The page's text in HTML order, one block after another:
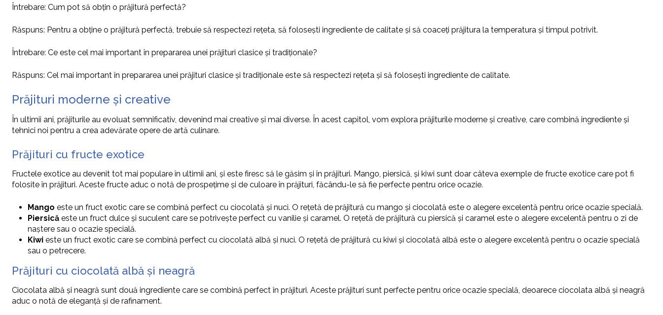
Întrebare: Cum pot să obțin o prăjitură perfectă?
Răspuns: Pentru a obține o prăjitură perfectă, trebuie să respectezi rețeta, să folosești ingrediente de calitate și să coaceți prăjitura la temperatura și timpul potrivit.
Întrebare: Ce este cel mai important în prepararea unei prăjituri clasice și tradiționale?
Răspuns: Cel mai important în prepararea unei prăjituri clasice și tradiționale este să respectezi rețeta și să folosești ingrediente de calitate.
Prăjituri moderne și creative
În ultimii ani, prăjiturile au evoluat semnificativ, devenind mai creative și mai diverse. În acest capitol, vom explora prăjiturile moderne și creative, care combină ingrediente și
tehnici noi pentru a crea adevărate opere de artă culinare.
Prăjituri cu fructe exotice
Fructele exotice au devenit tot mai populare în ultimii ani, și este firesc să le găsim și în prăjituri. Mango, piersică, și kiwi sunt doar câteva exemple de fructe exotice care pot fi
folosite în prăjituri. Aceste fructe aduc o notă de prospețime și de culoare în prăjituri, făcându-le să fie perfecte pentru orice ocazie.
Mango este un fruct exotic care se combină perfect cu ciocolată și nuci. O rețetă de prăjitură cu mango și ciocolată este o alegere excelentă pentru orice ocazie specială.
Piersică este un fruct dulce și suculent care se potrivește perfect cu vanilie și caramel. O rețetă de prăjitură cu piersică și caramel este o alegere excelentă pentru o zi de
naștere sau o ocazie specială.
Kiwi este un fruct exotic care se combină perfect cu ciocolată albă și nuci. O rețetă de prăjitură cu kiwi și ciocolată albă este o alegere excelentă pentru o ocazie specială
sau o petrecere.
Prăjituri cu ciocolată albă și neagră
Ciocolata albă și neagră sunt două ingrediente care se combină perfect în prăjituri. Aceste prăjituri sunt perfecte pentru orice ocazie specială, deoarece ciocolata albă și neagră
aduc o notă de eleganță și de rafinament.